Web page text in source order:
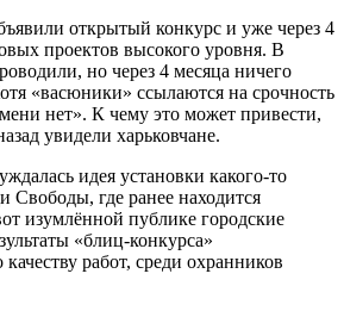
открытый конкурс и уже через 4
проектов высокого уровня. В
но через 4 месяца ничего
«васюники» ссылаются на срочность
нет». К чему это может привести,
увидели харьковчане.
идея установки какого-то
Свободы, где ранее находится
изумлённой публике городские
«блиц-конкурса»
работ, среди охранников